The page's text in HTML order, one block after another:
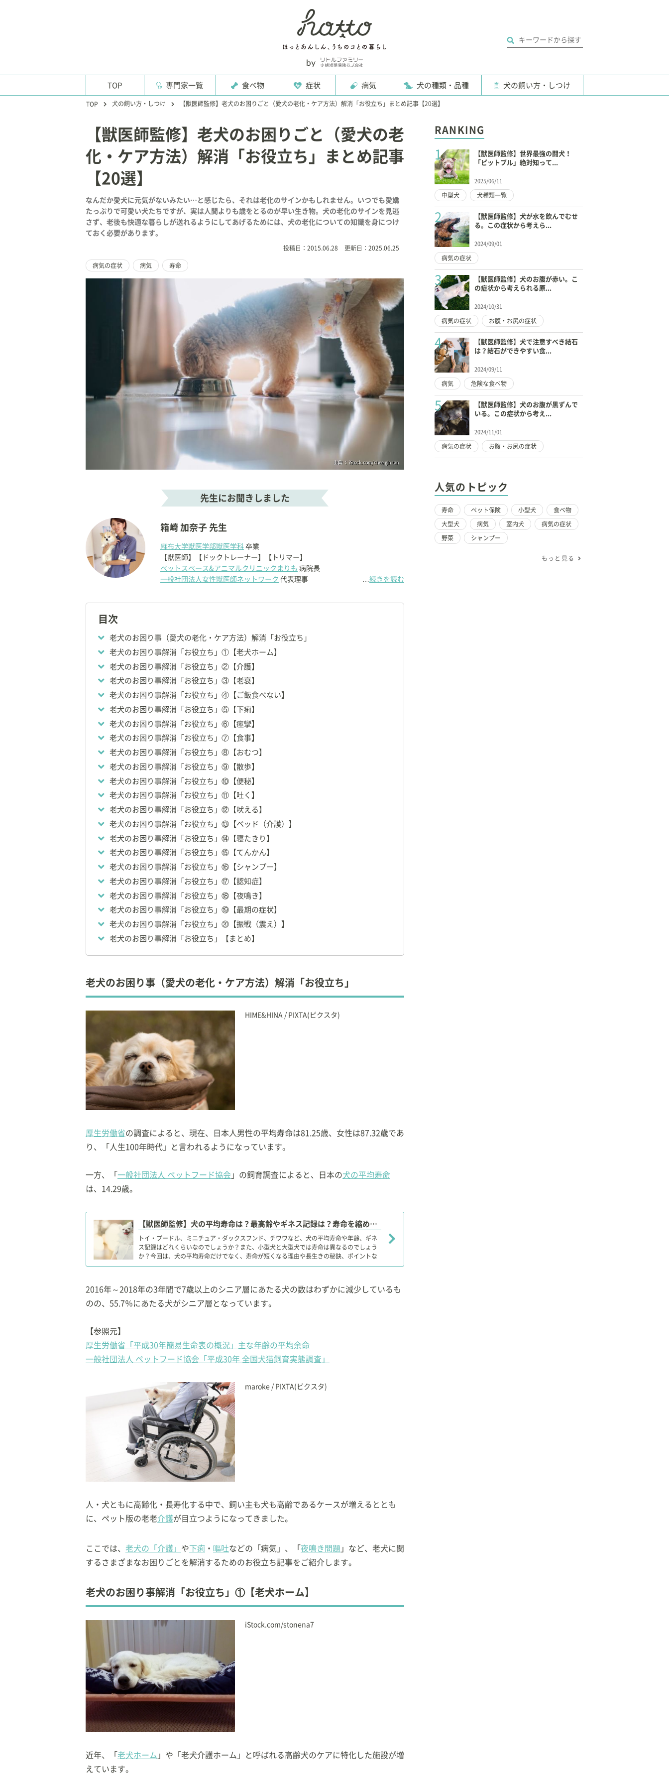
TOP 専門家一覧 食べ物 症状 病気 犬の種類・品種 犬の飼い方・しつけ
TOP 犬の飼い方・しつけ 【獣医師監修】老犬のお困りごと（愛犬の老化・ケア方法）解消「お役立ち」まとめ記事【20選】
【獣医師監修】老犬のお困りごと（愛犬の老
化・ケア方法）解消「お役立ち」まとめ記事
【20選】
なんだか愛犬に元気がないみたい…と感じたら、それは老化のサインかもしれません。いつでも愛嬌
たっぷりで可愛い犬たちですが、実は人間よりも歳をとるのが早い生き物。犬の老化のサインを見逃
さず、老後も快適な暮らしが送れるようにしてあげるためには、犬の老化についての知識を身につけ
ておく必要があります。
投稿日： 2015.06.28 更新日： 2025.06.25
病気の症状 病気 寿命
出典 ： iStock.com/chee gin tan
先生にお聞きしました
箱崎 加奈子 先生
麻布大学獣医学部獣医学科 卒業
【獣医師】【ドックトレーナー】【トリマー】
ペットスペース&アニマルクリニックまりも 病院長
一般社団法人女性獣医師ネットワーク 代表理事
◇2001年：青山ケンネルスクールトリミング科 卒業
◇2009年：アニマルプラザ ドッグトレーナーズカレッジ 卒業
◇2009年：ペットスペース&アニマルクリニックまりも
◇2011年：女性獣医師ネットワーク設立（2016年一般社団法人化）
【資格】
◇獣医師
◇
日本ドッグトレーナー協会 ドッグトレーナー
◇日本アニマルアロマセラピー協会
◇青山ケンネルスクールトリミング Ｂ級ライセンス
【所属】
【著作物】
「最新版 愛犬の病気百科
」愛犬の友編集部
の友編集部
【ペットへの想い、職業上のペットとのかかわり】
ペットとその家族のサポートをしたい、的確なアドバイスをしたいという思い
から、トリマーとして働きながら獣医師、ドッグトレーナーになりました。
病気の予防、未病ケアに力を入れ、家族、獣医師、プロ(トリマー、動物看護
師、トレーナー)の三位一体のペットの健康管理、0.5次医療の提案をしていま
す。
現在の愛犬は「シーズー」。
もやってます。
…続きを読む
目次
老犬のお困り事（愛犬の老化・ケア方法）解消「お役立ち」
老犬のお困り事解消「お役立ち」①【老犬ホーム】
老犬のお困り事解消「お役立ち」②【介護】
老犬のお困り事解消「お役立ち」③【老衰】
老犬のお困り事解消「お役立ち」④【ご飯食べない】
老犬のお困り事解消「お役立ち」⑤【下痢】
老犬のお困り事解消「お役立ち」⑥【痙攣】
老犬のお困り事解消「お役立ち」⑦【食事】
老犬のお困り事解消「お役立ち」⑧【おむつ】
老犬のお困り事解消「お役立ち」⑨【散歩】
老犬のお困り事解消「お役立ち」⑩【便秘】
老犬のお困り事解消「お役立ち」⑪【吐く】
老犬のお困り事解消「お役立ち」⑫【吠える】
老犬のお困り事解消「お役立ち」⑬【ベッド（介護）】
老犬のお困り事解消「お役立ち」⑭【寝たきり】
老犬のお困り事解消「お役立ち」⑮【てんかん】
老犬のお困り事解消「お役立ち」⑯【シャンプー】
老犬のお困り事解消「お役立ち」⑰【認知症】
老犬のお困り事解消「お役立ち」⑱【夜鳴き】
老犬のお困り事解消「お役立ち」⑲【最期の症状】
老犬のお困り事解消「お役立ち」⑳【振戦（震え）】
老犬のお困り事解消「お役立ち」【まとめ】
老犬のお困り事（愛犬の老化・ケア方法）解消「お役立ち」
HIME&HINA / PIXTA(ピクスタ)
厚生労働省の調査によると、現在、日本人男性の平均寿命は81.25歳、女性は87.32歳であ
り、「人生100年時代」と言われるようになっています。
一方、「 一般社団法人 ペットフード協会 」の飼育調査によると、日本の犬の平均寿命
は、14.29歳。
【獣医師監修】犬の平均寿命は？最高齢やギネス記録は？寿命を縮める要因や長生きの秘訣、ポイント！
トイ・プードル、ミニチュア・ダックスフンド、チワワなど、犬の平均寿命や年齢、ギネ
ス記録はどれくらいなのでしょうか？また、小型犬と大型犬では寿命は異なるのでしょう
か？今回は、犬の平均寿命だけでなく、寿命が短くなる理由や長生きの秘訣、ポイントな
どについて解説します。
2016年～2018年の3年間で7歳以上のシニア層にあたる犬の数はわずかに減少しているも
のの、55.7％にあたる犬がシニア層となっています。
【参照元】
厚生労働省「平成30年簡易生命表の概況」主な年齢の平均余命
一般社団法人 ペットフード協会「平成30年 全国犬猫飼育実態調査」
maroke / PIXTA(ピクスタ)
人・犬ともに高齢化・長寿化する中で、飼い主も犬も高齢であるケースが増えるととも
に、ペット版の老老介護が目立つようになってきました。
ここでは、 老犬の「介護」 や下痢 ・ 嘔吐などの「病気」、「 夜鳴き問題 」など、老犬に関
するさまざまなお困りごとを解消するためのお役立ち記事をご紹介します。
老犬のお困り事解消「お役立ち」①【老犬ホーム】
iStock.com/stonena7
近年、「 老犬ホーム 」や「老犬介護ホーム」と呼ばれる高齢犬のケアに特化した施設が増
えています。
RANKING
1
【獣医師監修】世界最強の闘犬！
「ピットブル」絶対知って...
2025/06/11
中型犬 犬種類一覧
2
【獣医師監修】犬が水を飲んでむせ
る。この症状から考えら...
2024/09/01
病気の症状
3
【獣医師監修】犬のお腹が赤い。こ
の症状から考えられる原...
2024/10/31
病気の症状 お腹・お尻の症状
4
【獣医師監修】犬で注意すべき結石
は？結石ができやすい食...
2024/09/11
病気 危険な食べ物
5
【獣医師監修】犬のお腹が黒ずんで
いる。この症状から考え...
2024/11/01
病気の症状 お腹・お尻の症状
人気のトピック
寿命 ペット保険 小型犬 食べ物
大型犬 病気 室内犬 病気の症状
野菜 シャンプー
もっと見る